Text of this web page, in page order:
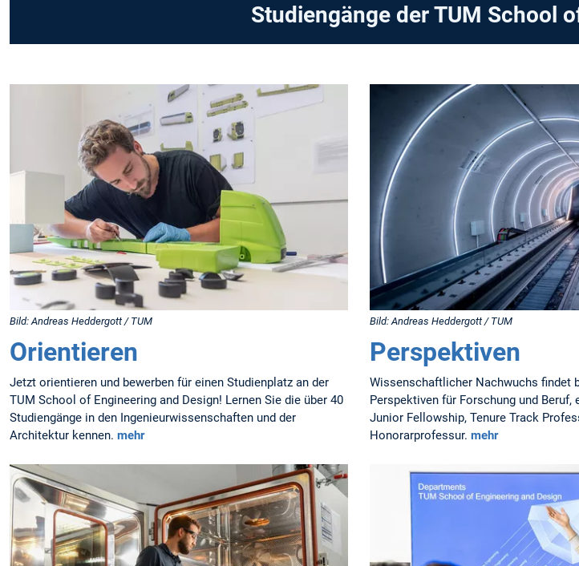
Studiengänge der TUM School
Bild: Andreas Heddergott / TUM
Orientieren
Jetzt orientieren und bewerben für einen Studienplatz an der
TUM School of Engineering and Design! Lernen Sie die über 40
Studiengänge in den Ingenieurwissenschaften und der
Architektur kennen. mehr
Bild: Andreas Heddergott / TUM
Perspektiven
Wissenschaftlicher Nachwuchs findet
Perspektiven für Forschung und Beruf,
Junior Fellowship, Tenure Track
Honorarprofessur. mehr